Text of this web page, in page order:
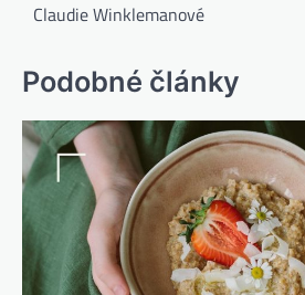
Claudie Winklemanové
Podobné články